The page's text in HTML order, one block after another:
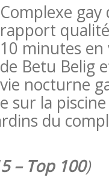
Complexe gay
rapport
10 minutes
de Betu Belig
vie nocturne
sur la
du
– Top 100)